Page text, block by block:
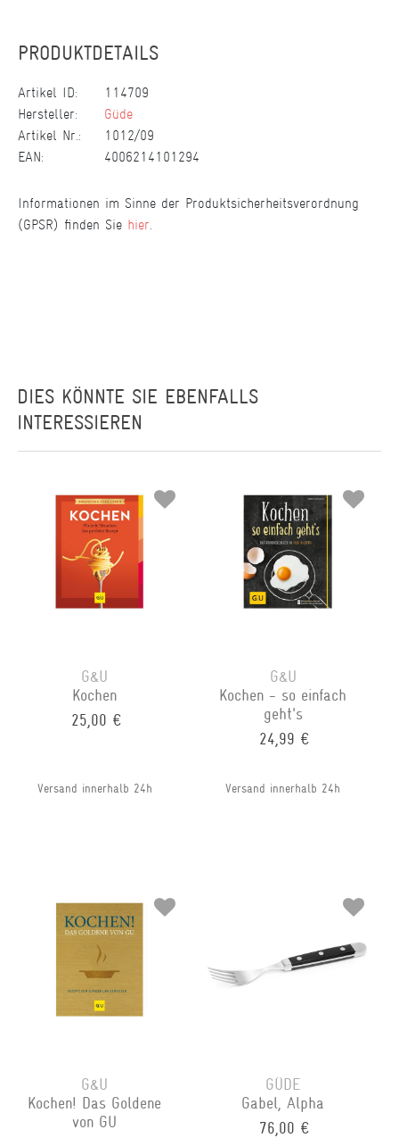
PRODUKTDETAILS
Artikel ID:
114709
Hersteller:
Güde
Artikel Nr.:
1012/09
EAN:
4006214101294
Informationen im Sinne der Produktsicherheitsverordnung
(GPSR) finden Sie hier
DIES KÖNNTE SIE EBENFALLS
INTERESSIEREN
G&U
Kochen
25,00 €
Versand innerhalb 24h
G&U
Kochen - so einfach
geht's
24,99 €
Versand innerhalb 24h
G&U
Kochen! Das Goldene
von GU
GÜDE
Gabel, Alpha
76,00 €